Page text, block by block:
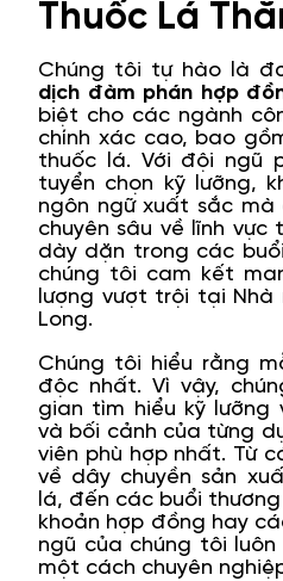
Thuốc Lá
Chúng tôi tự hào là
dịch đàm phán hợp
biệt cho các ngành
chính xác cao, bao
thuốc lá. Với đội ngũ
tuyển chọn kỹ lưỡng,
ngôn ngữ xuất sắc mà
chuyên sâu về lĩnh vực
dày dặn trong các
chúng tôi cam kết
lượng vượt trội tại Nhà
Long.
Chúng tôi hiểu rằng
độc nhất. Vì vậy,
gian tìm hiểu kỹ
và bối cảnh của từng
viên phù hợp nhất. Từ
về dây chuyền sản
lá, đến các buổi
khoản hợp đồng hay
ngũ của chúng tôi
một cách chuyên